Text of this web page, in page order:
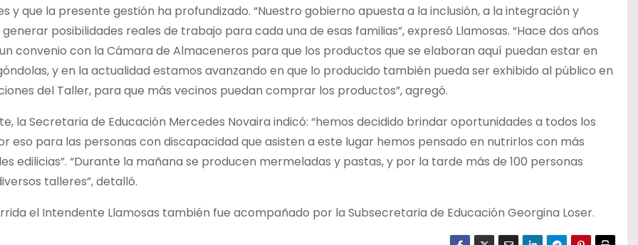
y que la presente gestión ha profundizado. “Nuestro gobierno apuesta a la inclusión, a la integración y
posibilidades reales de trabajo para cada una de esas familias”, expresó Llamosas. “Hace dos años
convenio con la Cámara de Almaceneros para que los productos que se elaboran aquí puedan estar en
y en la actualidad estamos avanzando en que lo producido también pueda ser exhibido al público en
del Taller, para que más vecinos puedan comprar los productos”, agregó.
la Secretaria de Educación Mercedes Novaira indicó: “hemos decidido brindar oportunidades a todos los
eso para las personas con discapacidad que asisten a este lugar hemos pensado en nutrirlos con más
edilicias”. “Durante la mañana se producen mermeladas y pastas, y por la tarde más de 100 personas
talleres”, detalló.
el Intendente Llamosas también fue acompañado por la Subsecretaria de Educación Georgina Loser.